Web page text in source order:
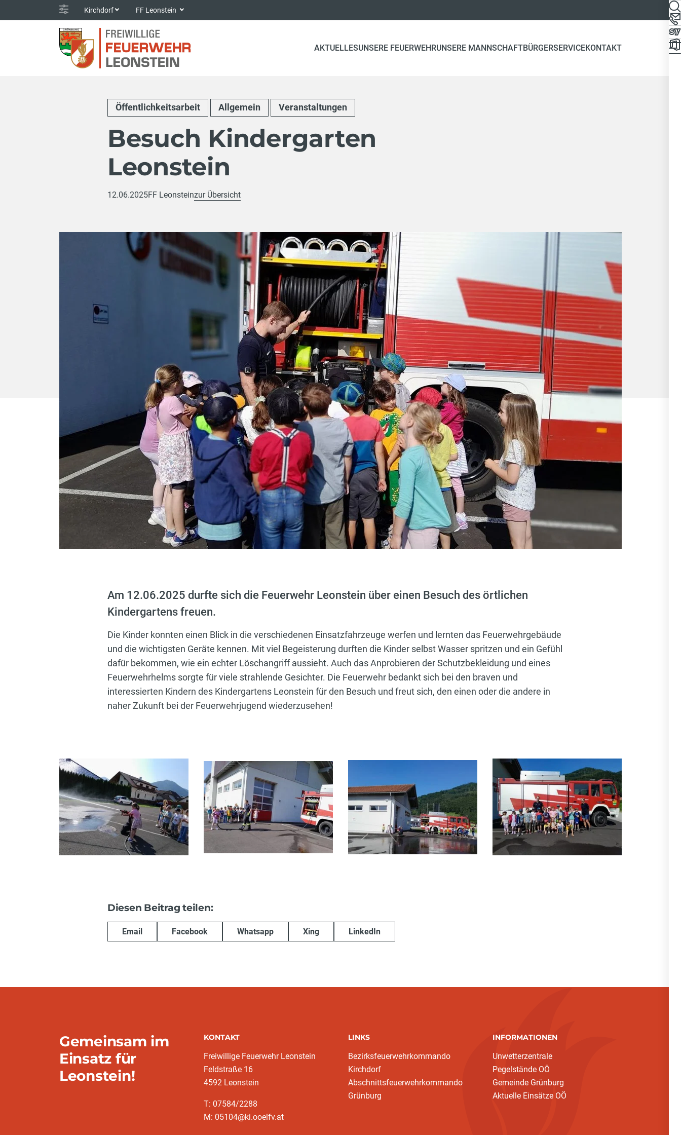
Kirchdorf FF Leonstein
AKTUELLESUNSERE FEUERWEHRUNSERE MANNSCHAFTBÜRGERSERVICEKONTAKT
Öffentlichkeitsarbeit Allgemein Veranstaltungen
Besuch Kindergarten
Leonstein
12.06.2025FF Leonsteinzur Übersicht
Am 12.06.2025 durfte sich die Feuerwehr Leonstein über einen Besuch des örtlichen
Kindergartens freuen.
Die Kinder konnten einen Blick in die verschiedenen Einsatzfahrzeuge werfen und lernten das Feuerwehrgebäude
und die wichtigsten Geräte kennen. Mit viel Begeisterung durften die Kinder selbst Wasser spritzen und ein Gefühl
dafür bekommen, wie ein echter Löschangriff aussieht. Auch das Anprobieren der Schutzbekleidung und eines
Feuerwehrhelms sorgte für viele strahlende Gesichter. Die Feuerwehr bedankt sich bei den braven und
interessierten Kindern des Kindergartens Leonstein für den Besuch und freut sich, den einen oder die andere in
naher Zukunft bei der Feuerwehrjugend wiederzusehen!
Diesen Beitrag teilen:
Email Facebook Whatsapp Xing LinkedIn
Gemeinsam im
Einsatz für
Leonstein!
KONTAKT
Freiwillige Feuerwehr Leonstein
Feldstraße 16
4592 Leonstein
T: 07584/2288
M: 05104@ki.ooelfv.at
LINKS
Bezirksfeuerwehrkommando
Kirchdorf
Abschnittsfeuerwehrkommando
Grünburg
INFORMATIONEN
Unwetterzentrale
Pegelstände OÖ
Gemeinde Grünburg
Aktuelle Einsätze OÖ